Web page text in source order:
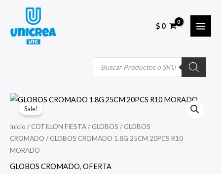
content
$0
Búsqueda
Sale!
Inicio / COTILLON FIESTA/ GLOBOS / GLOBOS
CROMADO / GLOBOS CROMADO 1.8G 25CM 20PCS R10
MORADO
GLOBOS CROMADO, OFERTA
El
precio
original
era:
El
precio
actual
es:
Quantity